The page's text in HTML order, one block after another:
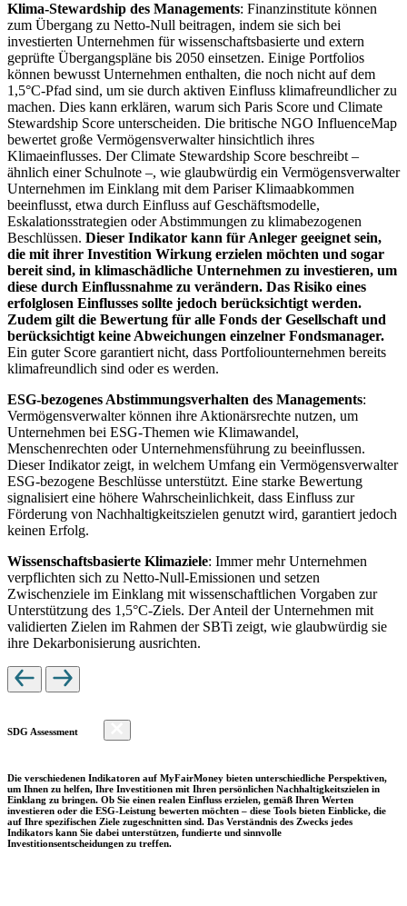
Klima-Stewardship des Managements: Finanzinstitute können
zum Übergang zu Netto-Null beitragen, indem sie sich bei
investierten Unternehmen für wissenschaftsbasierte und extern
geprüfte Übergangspläne bis 2050 einsetzen. Einige Portfolios
können bewusst Unternehmen enthalten, die noch nicht auf dem
1,5°C-Pfad sind, um sie durch aktiven Einfluss klimafreundlicher zu
machen. Dies kann erklären, warum sich Paris Score und Climate
Stewardship Score unterscheiden. Die britische NGO InfluenceMap
bewertet große Vermögensverwalter hinsichtlich ihres
Klimaeinflusses. Der Climate Stewardship Score beschreibt –
ähnlich einer Schulnote –, wie glaubwürdig ein Vermögensverwalter
Unternehmen im Einklang mit dem Pariser Klimaabkommen
beeinflusst, etwa durch Einfluss auf Geschäftsmodelle,
Eskalationsstrategien oder Abstimmungen zu klimabezogenen
Beschlüssen. Dieser Indikator kann für Anleger geeignet sein,
die mit ihrer Investition Wirkung erzielen möchten und sogar
bereit sind, in klimaschädliche Unternehmen zu investieren, um
diese durch Einflussnahme zu verändern. Das Risiko eines
erfolglosen Einflusses sollte jedoch berücksichtigt werden.
Zudem gilt die Bewertung für alle Fonds der Gesellschaft und
berücksichtigt keine Abweichungen einzelner Fondsmanager.
Ein guter Score garantiert nicht, dass Portfoliounternehmen bereits
klimafreundlich sind oder es werden.
ESG-bezogenes Abstimmungsverhalten des Managements:
Vermögensverwalter können ihre Aktionärsrechte nutzen, um
Unternehmen bei ESG-Themen wie Klimawandel,
Menschenrechten oder Unternehmensführung zu beeinflussen.
Dieser Indikator zeigt, in welchem Umfang ein Vermögensverwalter
ESG-bezogene Beschlüsse unterstützt. Eine starke Bewertung
signalisiert eine höhere Wahrscheinlichkeit, dass Einfluss zur
Förderung von Nachhaltigkeitszielen genutzt wird, garantiert jedoch
keinen Erfolg.
Wissenschaftsbasierte Klimaziele: Immer mehr Unternehmen
verpflichten sich zu Netto-Null-Emissionen und setzen
Zwischenziele im Einklang mit wissenschaftlichen Vorgaben zur
Unterstützung des 1,5°C-Ziels. Der Anteil der Unternehmen mit
validierten Zielen im Rahmen der SBTi zeigt, wie glaubwürdig sie
ihre Dekarbonisierung ausrichten.
SDG Assessment
Die verschiedenen Indikatoren auf MyFairMoney bieten unterschiedliche Perspektiven,
um Ihnen zu helfen, Ihre Investitionen mit Ihren persönlichen Nachhaltigkeitszielen in
Einklang zu bringen. Ob Sie einen realen Einfluss erzielen, gemäß Ihren Werten
investieren oder die ESG-Leistung bewerten möchten – diese Tools bieten Einblicke, die
auf Ihre spezifischen Ziele zugeschnitten sind. Das Verständnis des Zwecks jedes
Indikators kann Sie dabei unterstützen, fundierte und sinnvolle
Investitionsentscheidungen zu treffen.